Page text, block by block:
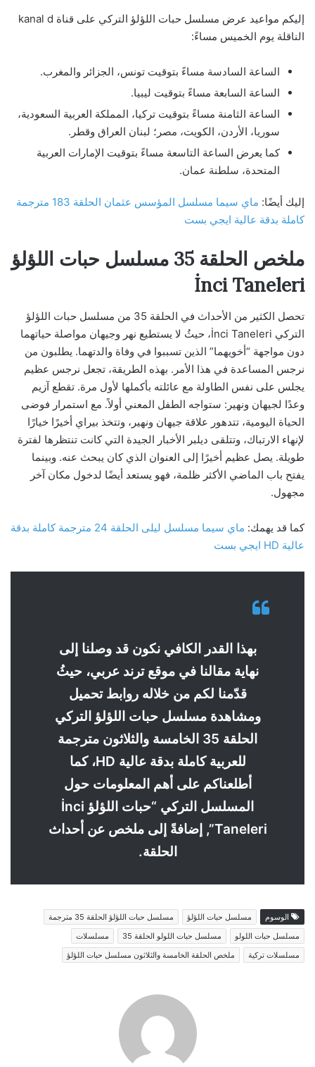
إليكم مواعيد عرض مسلسل حبات اللؤلؤ التركي على قناة kanal d
الناقلة يوم الخميس مساءً:
الساعة السادسة مساءً بتوقيت تونس، الجزائر والمغرب.
الساعة السابعة مساءً بتوقيت ليبيا.
الساعة الثامنة مساءً بتوقيت تركيا، المملكة العربية السعودية،
سوريا، الأردن، الكويت، مصر؛ لبنان العراق وقطر.
كما يعرض الساعة التاسعة مساءً بتوقيت الإمارات العربية
المتحدة، سلطنة عمان.
إليك أيضًا:
ماي سيما مسلسل المؤسس عثمان الحلقة 183 مترجمة
كاملة بدقة عالية ايجي بست
ملخص الحلقة 35 مسلسل حبات اللؤلؤ
İnci Taneleri
تحصل الكثير من الأحداث في الحلقة 35 من مسلسل حبات اللؤلؤ
التركي İnci Taneleri، حيثُ لا يستطيع نهر وجيهان مواصلة حياتهما
دون مواجهة “أخويهما” الذين تسببوا في وفاة والدتهما. يطلبون من
نرجس المساعدة في هذا الأمر. بهذه الطريقة، تجعل نرجس عظيم
يجلس على نفس الطاولة مع عائلته بأكملها لأول مرة. تقطع آزيم
وعدًا لجيهان ونهير: ستواجه الطفل المعني أولاً. مع استمرار فوضى
الحياة اليومية، تتدهور علاقة جيهان ونهير، وتتخذ بيراي أخيرًا خيارًا
لإنهاء الارتباك، وتتلقى ديلبر الأخبار الجيدة التي كانت تنتظرها لفترة
طويلة. يصل عظيم أخيرًا إلى العنوان الذي كان يبحث عنه. وبينما
يفتح باب الماضي الأكثر ظلمة، فهو يستعد أيضًا لدخول مكان آخر
مجهول.
كما قد يهمك:
ماي سيما مسلسل ليلى الحلقة 24 مترجمة كاملة بدقة
عالية HD ايجي بست
بهذا القدر الكافي نكون قد وصلنا إلى
نهاية مقالنا في موقع ترند عربي، حيثُ
قدّمنا لكم من خلاله روابط تحميل
ومشاهدة مسلسل حبات اللؤلؤ التركي
الحلقة 35 الخامسة والثلاثون مترجمة
للعربية كاملة بدقة عالية HD، كما
أطلعناكم على أهم المعلومات حول
المسلسل التركي “حبات اللؤلؤ İnci
Taneleri”, إضافةً إلى ملخص عن أحداث
الحلقة.
الوسوم مسلسل حبات اللؤلؤ
مسلسل حبات اللؤلؤ الحلقة 35 مترجمة
مسلسل حبات اللولو
مسلسل حبات اللولو الحلقة 35
مسلسلات
مسلسلات تركية
ملخص الحلقة الخامسة والثلاثون مسلسل حبات اللؤلؤ